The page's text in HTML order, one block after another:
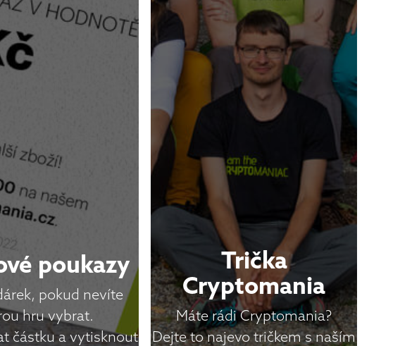
poukazy
pokud nevíte
hru vybrat.
částku a vytisknout
Trička
Cryptomania
Máte rádi Cryptomania?
Dejte to najevo tričkem s naším